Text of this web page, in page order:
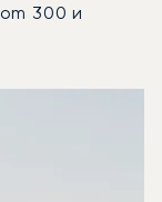
300 и